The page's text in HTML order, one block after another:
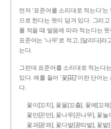
먼저 ‘표준어를 소리대로 적는다’
으로 한다는 뜻이 담겨 있다. 그리
를 적을 때 발음에 따라 적는다는
표준어는 ‘나무’로 적고, [달리다]라
는다.
그런데 표준어를 소리대로 적는다
있다. 예를 들어 ‘꽃[花]’이란 단어
다.
꽃이[꼬치], 꽃을[꼬츨], 꽃에[꼬체]
꽃만[꼰만], 꽃나무[꼰나무], 꽃놀
꽃과[꼳꽈], 꽃다발[꼳따발], 꽃밭[